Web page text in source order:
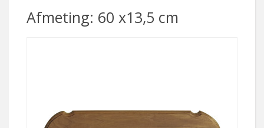
Afmeting: 60 x13,5 cm